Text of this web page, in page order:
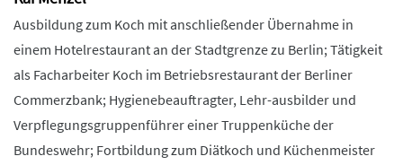
Ausbildung zum Koch mit anschließender Übernahme in
einem Hotelrestaurant an der Stadtgrenze zu Berlin; Tätigkeit
als Facharbeiter Koch im Betriebsrestaurant der Berliner
Commerzbank; Hygienebeauftragter, Lehr-ausbilder und
Verpflegungsgruppenführer einer Truppenküche der
Bundeswehr; Fortbildung zum Diätkoch und Küchenmeister